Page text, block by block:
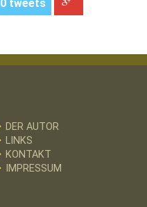
0 tweets
DER AUTOR
LINKS
KONTAKT
IMPRESSUM